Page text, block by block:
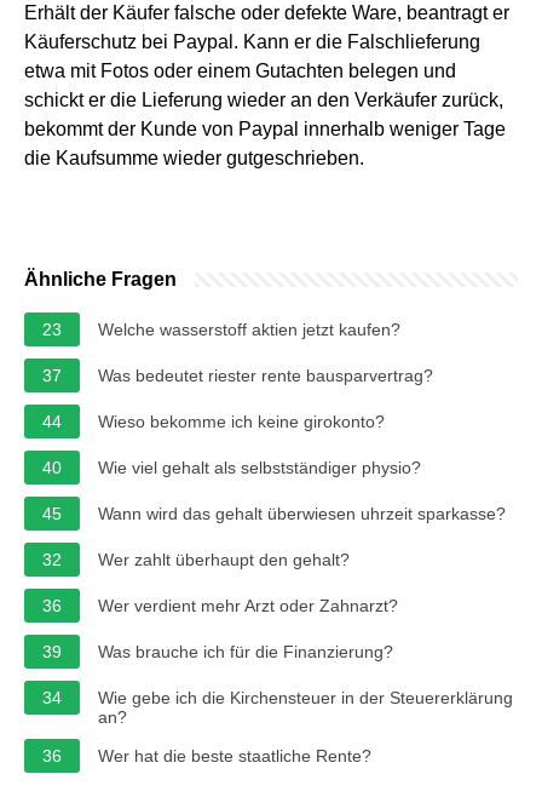
Erhält der Käufer falsche oder defekte Ware, beantragt er
Käuferschutz bei Paypal. Kann er die Falschlieferung
etwa mit Fotos oder einem Gutachten belegen und
schickt er die Lieferung wieder an den Verkäufer zurück,
bekommt der Kunde von Paypal innerhalb weniger Tage
die Kaufsumme wieder gutgeschrieben.
Ähnliche Fragen
23 Welche wasserstoff aktien jetzt kaufen?
37 Was bedeutet riester rente bausparvertrag?
44 Wieso bekomme ich keine girokonto?
40 Wie viel gehalt als selbstständiger physio?
45 Wann wird das gehalt überwiesen uhrzeit sparkasse?
32 Wer zahlt überhaupt den gehalt?
36 Wer verdient mehr Arzt oder Zahnarzt?
39 Was brauche ich für die Finanzierung?
34
Wie gebe ich die Kirchensteuer in der Steuererklärung
an?
36
Wer hat die beste staatliche Rente?